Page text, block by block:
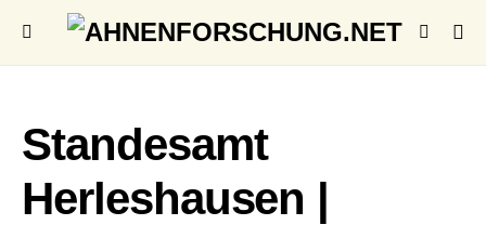
Standesamt
Herleshausen |